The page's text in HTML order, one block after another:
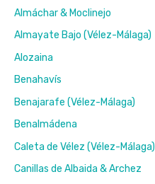
het
binnenland
Almáchar & Moclinejo
Almayate Bajo (Vélez-Málaga)
Alozaina
Benahavís
Benajarafe (Vélez-Málaga)
Benalmádena
Caleta de Vélez (Vélez-Málaga)
Canillas de Albaida & Archez